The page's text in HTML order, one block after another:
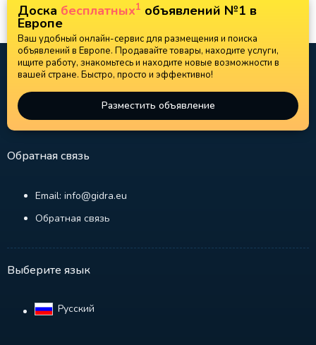
Доска бесплатных1 объявлений №1 в
Европе
Ваш удобный онлайн-сервис для размещения и поиска
объявлений в Европе. Продавайте товары, находите услуги,
ищите работу, знакомьтесь и находите новые возможности в
вашей стране. Быстро, просто и эффективно!
Разместить объявление
Обратная связь
Email: info@gidra.eu
Обратная связь
Выберите язык
Русский‎